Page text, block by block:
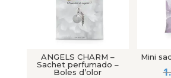
ANGELS CHARM –
Sachet perfumado –
Boles d’olor
Mini